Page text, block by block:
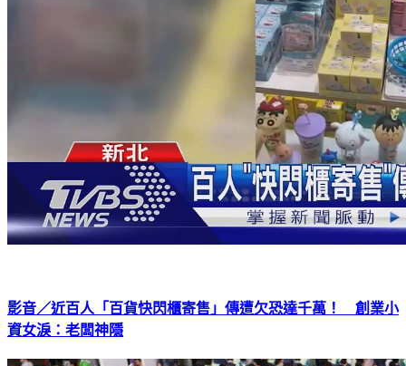
影音／近百人「百貨快閃櫃寄售」傳遭欠恐達千萬！ 創業小
資女淚：老闆神隱